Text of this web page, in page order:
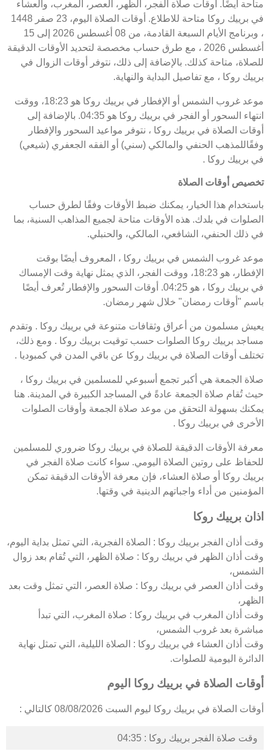
متاحة أيضًا. أوقات صلاة الفجر، الظهر، العصر، المغرب، والعشاء
في برييك روكا متاحة للاطلاع. أوقات الصلاة اليوم، 23 صفر 1448
، وبرنامج الأيام السبعة القادمة، من 08 أغسطس 2026 إلى 15
أغسطس 2026 ، مع طرق حساب مخصصة لتحديد الأوقات الدقيقة
للصلاة، متاحة كذلك. بالإضافة إلى ذلك، نتوفر أوقات الزوال في
برييك روكا ، مع تفاصيل البداية والنهاية.
موعد غروب الشمس أو الإفطار في برييك روكا هو 18:23، ووقت
انتهاء السحور أو الفجر في برييك روكا هو 04:35. بالإضافة إلى
أوقات الصلاة في برييك روكا ، نتوفر مواعيد السحور والإفطار
وفقًاللمذهب الحنفي والمالكي (سني) أو الفقه الجعفري (شيعي)
في برييك روكا .
تخصيص أوقات الصلاة
باستخدام هذا الخيار، يمكنك ضبط الأوقات وفقًا لطرق حساب
الصلوات في بلدك. هذه الأوقات متاحة لجميع المذاهب السنية، بما
في ذلك الحنفي، الشافعي، المالكي، والحنبلي.
موعد غروب الشمس في برييك روكا ، المعروف أيضًا بوقت
الإفطار، هو 18:23، ووقت الفجر، الذي يمثل نهاية وقت الإمساك
في برييك روكا ، هو 04:25. أوقات السحور والإفطار تُعرف أيضًا
باسم "أوقات رمضان" خلال شهر رمضان.
يعيش مسلمون من أعراق وثقافات متنوعة في برييك روكا . وتقدم
مساجد برييك روكا الصلوات حسب توقيت برييك روكا . ومع ذلك،
تختلف أوقات الصلاة في برييك روكا عن باقي المدن في كمبوديا .
صلاة الجمعة هي أكبر تجمع أسبوعي للمسلمين في برييك روكا ،
حيث تُقام صلاة الجمعة عادةً في المساجد الكبيرة في المدينة. هنا
يمكنك بسهولة التحقق من موعد صلاة الجمعة وأوقات الصلوات
الأخرى في برييك روكا .
معرفة الأوقات الدقيقة للصلاة في برييك روكا ضروري للمسلمين
للحفاظ على روتين الصلاة اليومي. سواء كانت صلاة الفجر في
برييك روكا أو صلاة العشاء، فإن معرفة الأوقات الدقيقة تمكن
المؤمنين من أداء واجباتهم الدينية في وقتها.
اذان برييك روكا
وقت أذان الفجر برييك روكا : الصلاة الفجرية، التي تمثل بداية اليوم،
وقت أذان الظهر في برييك روكا : صلاة الظهر، التي تُقام بعد زوال
الشمس،
وقت أذان العصر في برييك روكا : صلاة العصر، التي تمثل وقت بعد
الظهر،
وقت أذان المغرب في برييك روكا : صلاة المغرب، التي تبدأ
مباشرة بعد غروب الشمس،
وقت أذان العشاء في برييك روكا : الصلاة الليلية، التي تمثل نهاية
الدائرة اليومية للصلوات.
أوقات الصلاة في برييك روكا اليوم
أوقات الصلاة في برييك روكا ليوم السبت 08/08/2026 كالتالي :
وقت صلاة الفجر برييك روكا : 04:35